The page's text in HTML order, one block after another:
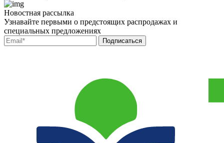
Новостная рассылка
Узнавайте первыми о предстоящих распродажах и
специальных предложениях